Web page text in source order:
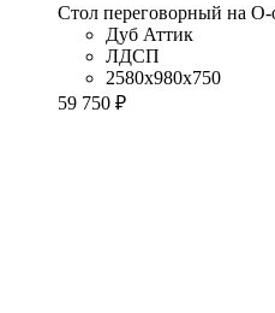
Стол переговорный на О-
Дуб Аттик
ЛДСП
2580x980x750
59 750 ₽